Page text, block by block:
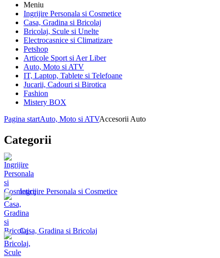
Meniu
Ingrijire Personala si Cosmetice
Casa, Gradina si Bricolaj
Bricolaj, Scule si Unelte
Electrocasnice si Climatizare
Petshop
Articole Sport si Aer Liber
Auto, Moto si ATV
IT, Laptop, Tablete si Telefoane
Jucarii, Cadouri si Birotica
Fashion
Mistery BOX
Pagina startAuto, Moto si ATVAccesorii Auto
Categorii
Ingrijire Personala si Cosmetice
Casa, Gradina si Bricolaj